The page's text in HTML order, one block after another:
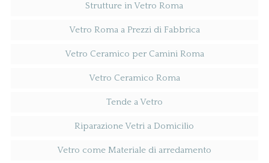
Strutture in Vetro Roma
Vetro Roma a Prezzi di Fabbrica
Vetro Ceramico per Camini Roma
Vetro Ceramico Roma
Tende a Vetro
Riparazione Vetri a Domicilio
Vetro come Materiale di arredamento